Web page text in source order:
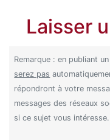
Laisser
Remarque : en publiant
serez pas
répondront à votre
messages des réseaux
si ce sujet vous intéresse.